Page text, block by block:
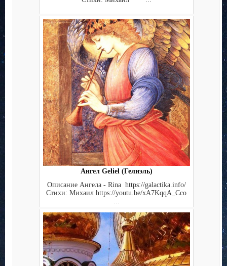
Ангел Geliel (Гелиэль)
Описание Ангела - Rina https://galactika.info/
Стихи: Михаил https://youtu.be/xA7KqqA_Cco